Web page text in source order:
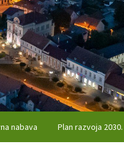
nabava Plan razvoja 2030.